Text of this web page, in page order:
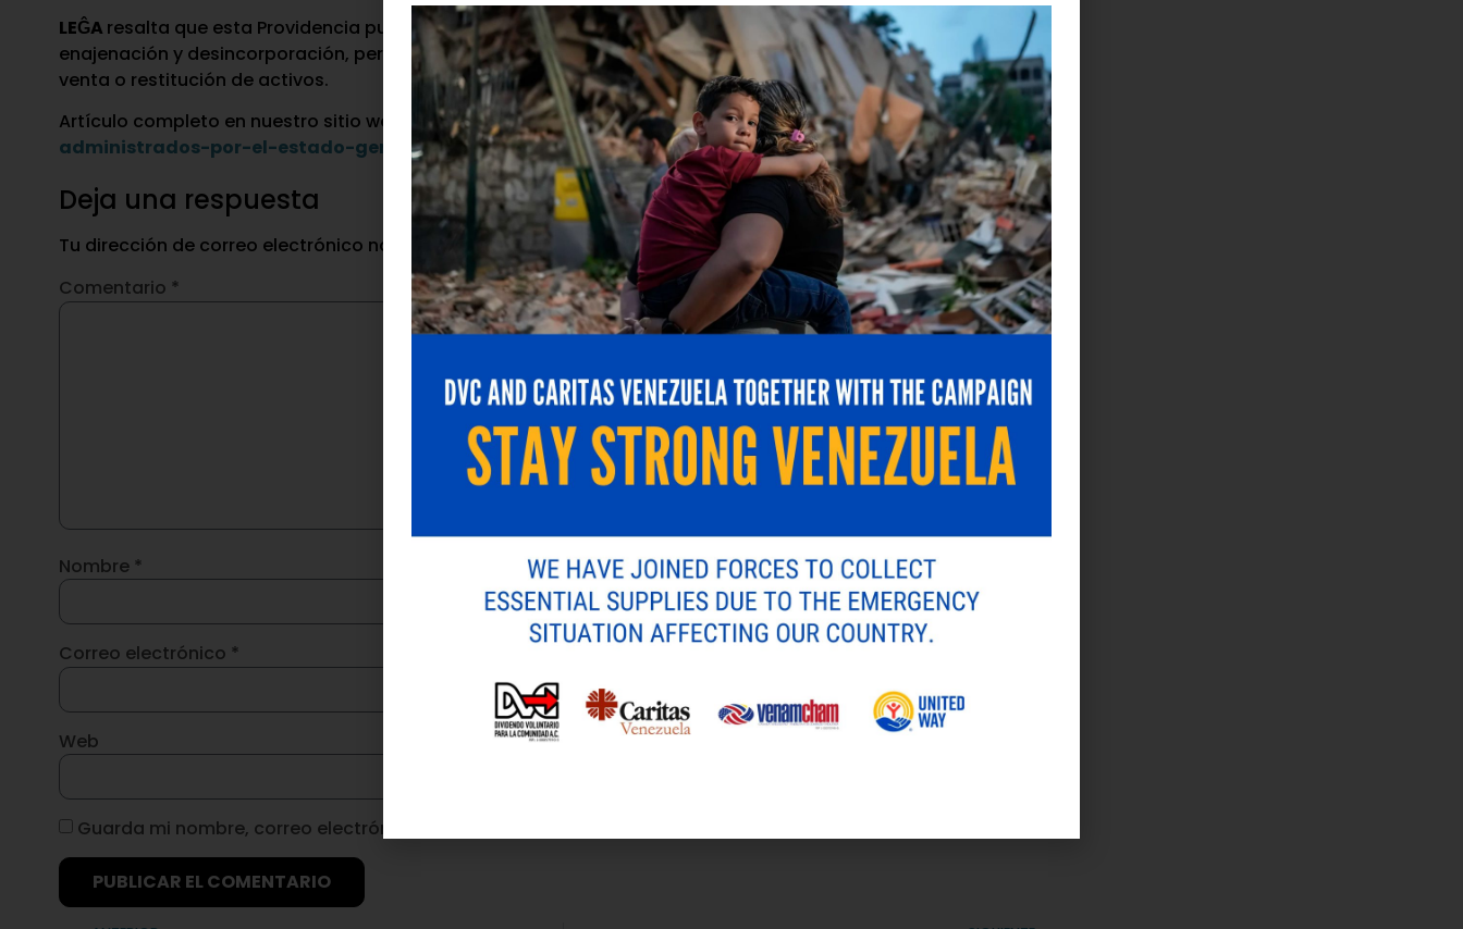
LEĜA resalta que esta Providencia puede articularse con el marco regulatorio previo de SUDEBIP sobre
enajenación y desincorporación, perfilando un andamiaje normativo que facilita futuros procesos ordenados de
venta o restitución de activos.
Artículo completo en nuestro sitio web:
https://lega.law/providencia-sobre-activos-propiedad-o-
administrados-por-el-estado-germen-de- privatizaciones/
Deja una respuesta
Tu dirección de correo electrónico no será publicada. Los campos obligatorios están marcados con*
Comentario *
Nombre *
Correo electrónico *
Web
Guarda mi nombre, correo electrónico y web en este navegador para la próxima vez que comente.